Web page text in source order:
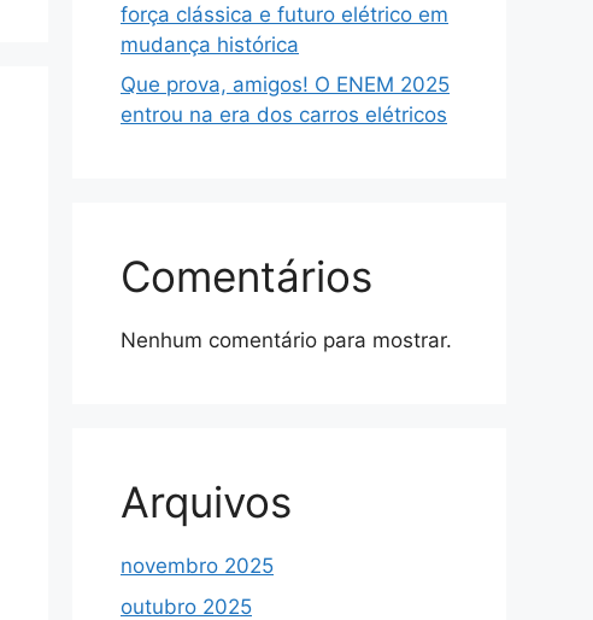
força clássica e futuro elétrico em
mudança histórica
Que prova, amigos! O ENEM 2025
entrou na era dos carros elétricos
Comentários
Nenhum comentário para mostrar.
Arquivos
novembro 2025
outubro 2025